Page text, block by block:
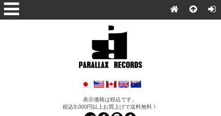
表示価格は税込です。
税込9,000円以上お買上げで送料無料！